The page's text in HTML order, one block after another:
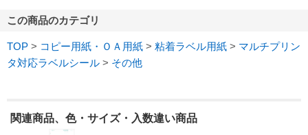
この商品のカテゴリ
TOP > コピー用紙・ＯＡ用紙 > 粘着ラベル用紙 > マルチプリン
タ対応ラベルシール > その他
関連商品、色・サイズ・入数違い商品